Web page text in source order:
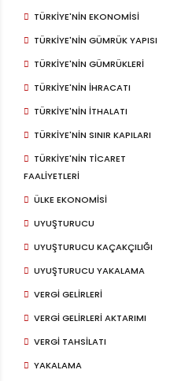
TÜRKIYE'NIN EKONOMISI
TÜRKIYE'NIN GÜMRÜK YAPISI
TÜRKIYE'NIN GÜMRÜKLERI
TÜRKIYE'NIN IHRACATI
TÜRKIYE'NIN ITHALATI
TÜRKIYE'NIN SINIR KAPILARI
TÜRKIYE'NIN TICARET
FAALIYETLERI
ÜLKE EKONOMISI
UYUŞTURUCU
UYUŞTURUCU KAÇAKÇILIĞI
UYUŞTURUCU YAKALAMA
VERGI GELIRLERI
VERGI GELIRLERI AKTARIMI
VERGI TAHSILATI
YAKALAMA